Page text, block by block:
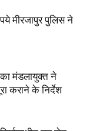
मीरजापुर पुलिस ने
का मंडलायुक्त ने
कराने के निर्देश